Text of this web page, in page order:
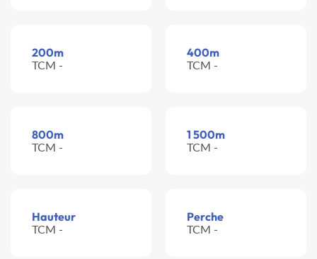
200m
TCM -
400m
TCM -
800m
TCM -
1 500m
TCM -
Hauteur
TCM -
Perche
TCM -